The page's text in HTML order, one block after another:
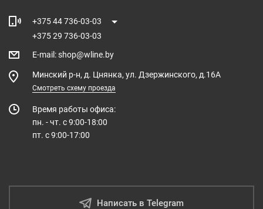
+375 44 736-03-03
+375 29 736-03-03
E-mail :shop@wline.by
Минский р-н, д. Цнянка, ул. Дзержинского, д.16А
Смотреть схему проезда
Время работы офиса:
пн. - чт. с 9:00-18:00
пт. с 9:00-17:00
Написать в Telegram